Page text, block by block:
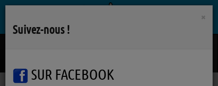
×
Suivez-nous !
SUR FACEBOOK